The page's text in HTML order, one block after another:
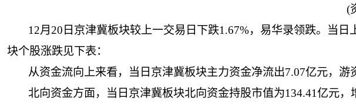
(
12月20日京津冀板块较上一交易日下跌1.67%，易华录领跌。当
块个股涨跌见下表：
从资金流向上来看，当日京津冀板块主力资金净流出7.07亿元，
北向资金方面，当日京津冀板块北向资金持股市值为134.41亿元